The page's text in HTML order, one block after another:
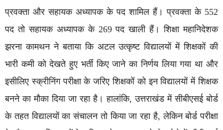
प्रवक्ता और सहायक अध्यापक के पद शामिल हैं। प्रवक्ता के 552
पद तो सहायक अध्यापक के 269 पद खाली हैं। शिक्षा महानिदेशक
झरना कामथन ने बताया कि अटल उत्कृष्ट विद्यालयों में शिक्षकों की
भारी कमी को देखते हुए भर्ती किए जाने का निर्णय लिया गया था और
इसीलिए स्क्रीनिंग परीक्षा के जरिए शिक्षकों को इन विद्यालयों में शिक्षक
बनने का मौका दिया जा रहा है। हालांकि, उत्तराखंड में सीबीएसई बोर्ड
के तहत विद्यालयों का संचालन तो किया जा रहा है, लेकिन बोर्ड परीक्षा